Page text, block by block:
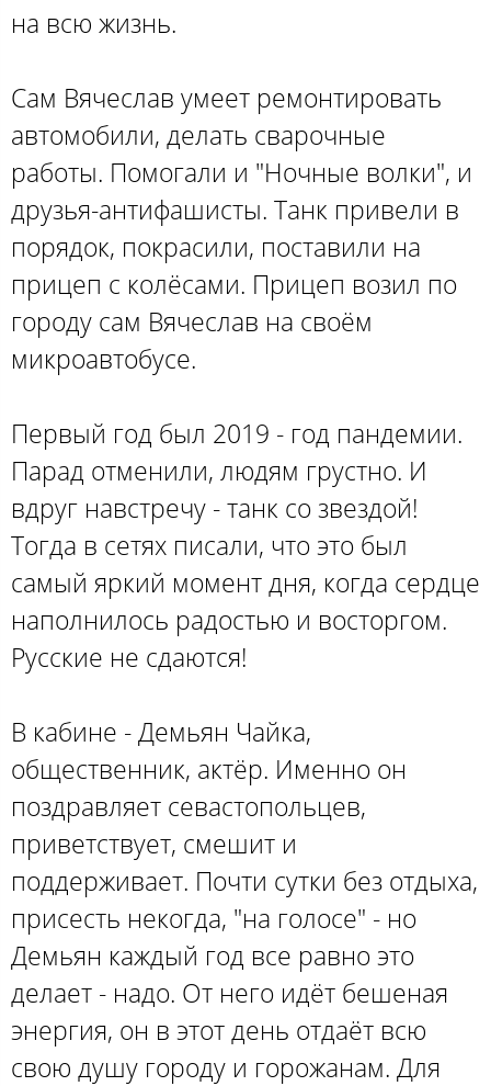
на всю жизнь.
Сам Вячеслав умеет ремонтировать
автомобили, делать сварочные
работы. Помогали и "Ночные волки", и
друзья-антифашисты. Танк привели в
порядок, покрасили, поставили на
прицеп с колёсами. Прицеп возил по
городу сам Вячеслав на своём
микроавтобусе.
Первый год был 2019 - год пандемии.
Парад отменили, людям грустно. И
вдруг навстречу - танк со звездой!
Тогда в сетях писали, что это был
самый яркий момент дня, когда сердце
наполнилось радостью и восторгом.
Русские не сдаются!
В кабине - Демьян Чайка,
общественник, актёр. Именно он
поздравляет севастопольцев,
приветствует, смешит и
поддерживает. Почти сутки без отдыха,
присесть некогда, "на голосе" - но
Демьян каждый год все равно это
делает - надо. От него идёт бешеная
энергия, он в этот день отдаёт всю
свою душу городу и горожанам. Для